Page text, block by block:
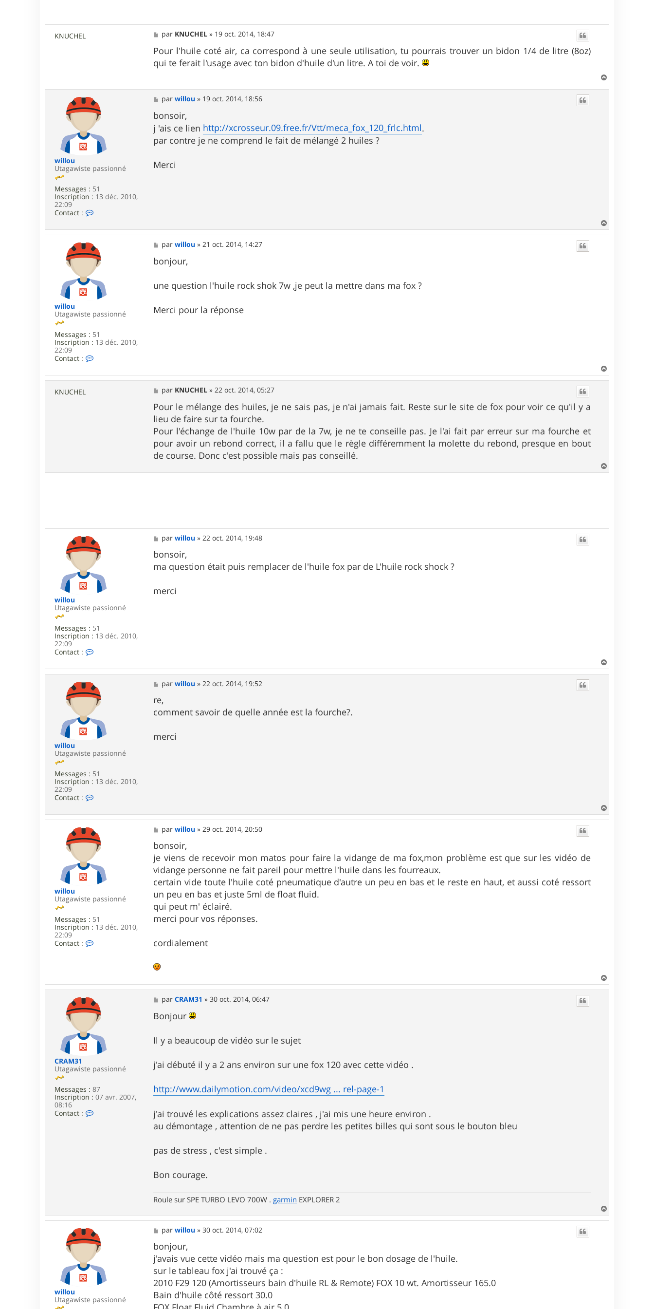
KNUCHEL
M
e
s
s
a
par KNUCHEL » 19 oct. 2014, 18:47
Pour l'huile coté air, ca correspond à une seule utilisation, tu pourrais trouver un bidon 1/4 de litre (8oz)
qui te ferait l'usage avec ton bidon d'huile d'un litre. A toi de voir.
a
willou
Utagawiste passionné
Messages : 51
Inscription : 13 déc. 2010,
22:09
Contact :
t
c
t
e
w
o
M
e
s
s
a
g
e
parwillou » 19 oct. 2014, 18:56
bonsoir,
j 'ais ce lien http://xcrosseur.09.free.fr/Vtt/meca_fox_120_frlc.html.
par contre je ne comprend le fait de mélangé 2 huiles ?
Merci
a
willou
Utagawiste passionné
Messages : 51
Inscription : 13 déc. 2010,
22:09
Contact :
n
t
M
e
s
s
g
e
parwillou »21 oct. 2014, 14:27
bonjour,
une question l'huile rock shok 7w ,je peut la mettre dans ma fox ?
Merci pour la réponse
a
KNUCHEL
M
e
s
s
a
g
e
par KNUCHEL »22 oct. 2014, 05:27
Pour le mélange des huiles, je ne sais pas, je n'ai jamais fait. Reste sur le site de fox pour voir ce qu'il y a
lieu de faire sur ta fourche.
Pour l'échange de l'huile 10w par de la 7w, je ne te conseille pas. Je l'ai fait par erreur sur ma fourche et
pour avoir un rebond correct, il a fallu que le règle différemment la molette du rebond, presque en bout
de course. Donc c'est possible mais pas conseillé.
a
willou
Utagawiste passionné
Messages : 51
Inscription : 13 déc. 2010,
22:09
Contact :
t
c
t
e
w
o
M
e
s
s
a
parwillou » 22 oct. 2014, 19:48
bonsoir,
ma question était puis remplacer de l'huile fox par de L'huile rock shock ?
merci
a
willou
Utagawiste passionné
Messages : 51
Inscription : 13 déc. 2010,
22:09
Contact :
t
c
t
e
w
o
M
e
s
s
a
parwillou » 22 oct. 2014, 19:52
re,
comment savoir de quelle année est la fourche?.
merci
a
willou
Utagawiste passionné
Messages : 51
Inscription : 13 déc. 2010,
22:09
Contact :
t
r
w
i
l
l
o
u
M
e
s
s
a
g
e
parwillou » 29 oct. 2014, 20:50
bonsoir,
je viens de recevoir mon matos pour faire la vidange de ma fox,mon problème est que sur les vidéo de
vidange personne ne fait pareil pour mettre l'huile dans les fourreaux.
certain vide toute l'huile coté pneumatique d'autre un peu en bas et le reste en haut, et aussi coté ressort
un peu en bas et juste 5ml de float fluid.
qui peut m' éclairé.
merci pour vos réponses.
cordialement
a
CRAM31
Utagawiste passionné
Messages : 87
Inscription : 07 avr. 2007,
08:16
Contact :
3
1
M
e
s
s
g
e
parCRAM31 »30 oct. 2014, 06:47
Bonjour
Il y a beaucoup de vidéo sur le sujet
j'ai débuté il y a 2 ans environ sur une fox 120 avec cette vidéo .
http://www.dailymotion.com/video/xcd9wg ... rel-page-1
j'ai trouvé les explications assez claires , j'ai mis une heure environ .
au démontage , attention de ne pas perdre les petites billes qui sont sous le bouton bleu
pas de stress , c'est simple .
Bon courage.
Roule sur SPE TURBO LEVO 700W . garmin EXPLORER 2
a
willou
Utagawiste passionné
M
e
s
s
a
g
e
parwillou »30 oct. 2014, 07:02
bonjour,
j'avais vue cette vidéo mais ma question est pour le bon dosage de l'huile.
sur le tableau fox j'ai trouvé ça :
2010 F29 120 (Amortisseurs bain d'huile RL & Remote) FOX 10 wt. Amortisseur 165.0
Bain d'huile côté ressort 30.0